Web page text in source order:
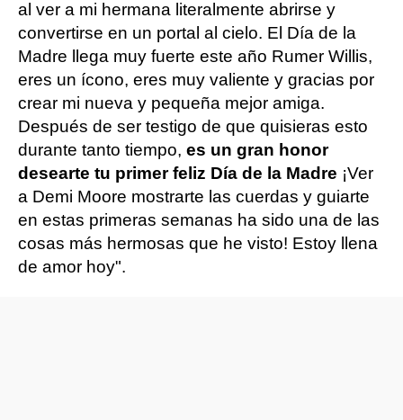
al ver a mi hermana literalmente abrirse y
convertirse en un portal al cielo. El Día de la
Madre llega muy fuerte este año Rumer Willis,
eres un ícono, eres muy valiente y gracias por
crear mi nueva y pequeña mejor amiga.
Después de ser testigo de que quisieras esto
durante tanto tiempo, es un gran honor
desearte tu primer feliz Día de la Madre ¡Ver
a Demi Moore mostrarte las cuerdas y guiarte
en estas primeras semanas ha sido una de las
cosas más hermosas que he visto! Estoy llena
de amor hoy".